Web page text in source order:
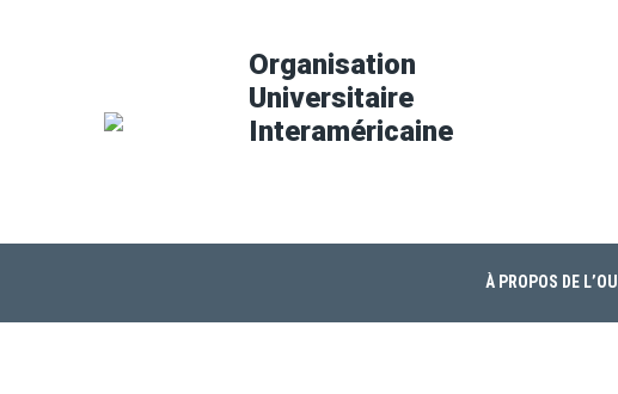
Organisation
Universitaire
Interaméricaine
À PROPOS DE L’OUI